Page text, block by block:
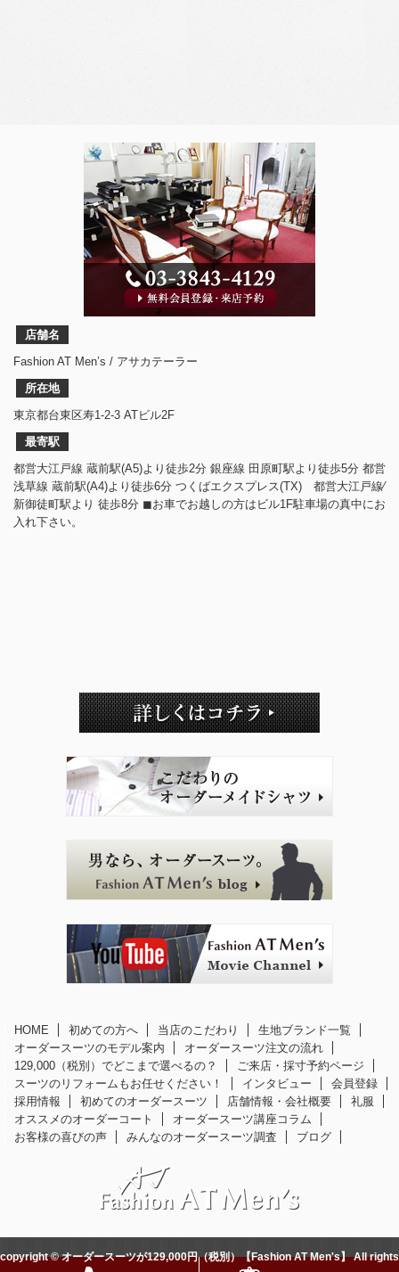
店舗名
Fashion AT Men’s / アサカテーラー
所在地
東京都台東区寿1-2-3 ATビル2F
最寄駅
都営大江戸線 蔵前駅(A5)より徒歩2分 銀座線 田原町駅より徒歩5分 都営
浅草線 蔵前駅(A4)より徒歩6分 つくばエクスプレス(TX) 都営大江戸線⁄
新御徒町駅より 徒歩8分 ◼︎お車でお越しの方はビル1F駐車場の真中にお
入れ下さい。
HOME 初めての方へ 当店のこだわり
生地ブランド一覧
オーダースーツのモデル案内
オーダースーツ注文の流れ
129,000（税別）でどこまで選べるの？
ご来店・採寸予約ページ
スーツのリフォームもお任せください！
インタビュー
会員登録
採用情報
初めてのオーダースーツ 店舗情報・会社概要
礼服
オススメのオーダーコート
オーダースーツ講座コラム
お客様の喜びの声
みんなのオーダースーツ調査 ブログ
copyright © オーダースーツが129,000円（税別）【Fashion AT Men's】 All rights